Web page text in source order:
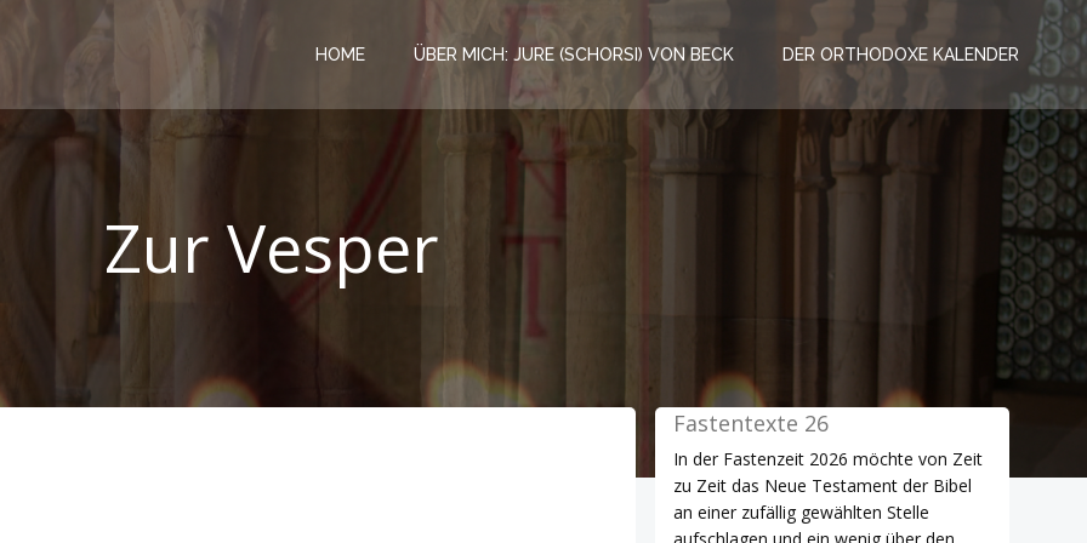
HOME ÜBER MICH: JURE (SCHORSI) VON BECK DER ORTHODOXE KALENDER
Zur Vesper
Fastentexte 26
In der Fastenzeit 2026 möchte von Zeit
zu Zeit das Neue Testament der Bibel
an einer zufällig gewählten Stelle